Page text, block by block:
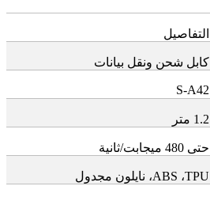
التفاصيل
كابل شحن ونقل بيانات
S-A42
1.2 متر
حتى 480 ميجابت/ثانية
ABS ،TPU ، نايلون مجدول